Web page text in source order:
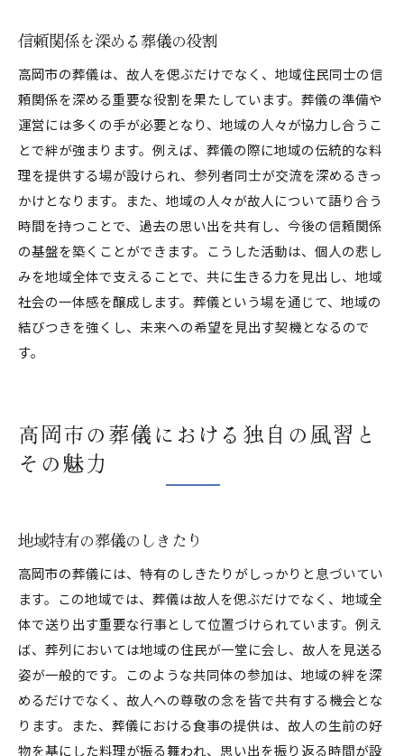
信頼関係を深める葬儀の役割
高岡市の葬儀は、故人を偲ぶだけでなく、地域住民同士の信
頼関係を深める重要な役割を果たしています。葬儀の準備や
運営には多くの手が必要となり、地域の人々が協力し合うこ
とで絆が強まります。例えば、葬儀の際に地域の伝統的な料
理を提供する場が設けられ、参列者同士が交流を深めるきっ
かけとなります。また、地域の人々が故人について語り合う
時間を持つことで、過去の思い出を共有し、今後の信頼関係
の基盤を築くことができます。こうした活動は、個人の悲し
みを地域全体で支えることで、共に生きる力を見出し、地域
社会の一体感を醸成します。葬儀という場を通じて、地域の
結びつきを強くし、未来への希望を見出す契機となるので
す。
高岡市の葬儀における独自の風習と
その魅力
地域特有の葬儀のしきたり
高岡市の葬儀には、特有のしきたりがしっかりと息づいてい
ます。この地域では、葬儀は故人を偲ぶだけでなく、地域全
体で送り出す重要な行事として位置づけられています。例え
ば、葬列においては地域の住民が一堂に会し、故人を見送る
姿が一般的です。このような共同体の参加は、地域の絆を深
めるだけでなく、故人への尊敬の念を皆で共有する機会とな
ります。また、葬儀における食事の提供は、故人の生前の好
物を基にした料理が振る舞われ、思い出を振り返る時間が設